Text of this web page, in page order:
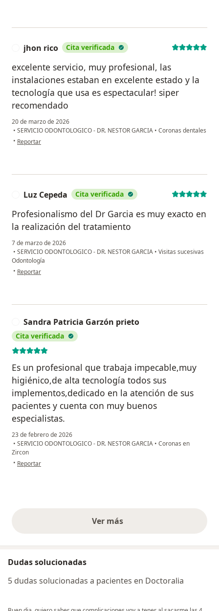
jhon rico Cita verificada
excelente servicio, muy profesional, las
instalaciones estaban en excelente estado y la
tecnología que usa es espectacular! siper
recomendado
20 de marzo de 2026
• SERVICIO ODONTOLOGICO - DR. NESTOR GARCIA • Coronas dentales
• en opinión del usuario jhon rico
Reportar
Luz Cepeda Cita verificada
Profesionalismo del Dr Garcia es muy exacto en
la realización del tratamiento
7 de marzo de 2026
• SERVICIO ODONTOLOGICO - DR. NESTOR GARCIA • Visitas sucesivas
Odontología
• en opinión del usuario Luz Cepeda
Reportar
Sandra Patricia Garzón prieto
Cita verificada
Es un profesional que trabaja impecable,muy
higiénico,de alta tecnología todos sus
implementos,dedicado en la atención de sus
pacientes y cuenta con muy buenos
especialistas.
23 de febrero de 2026
• SERVICIO ODONTOLOGICO - DR. NESTOR GARCIA • Coronas en
Zircon
• en opinión del usuario Sandra Patricia Garzón prieto
Reportar
Ver másopiniones anteriores
Dudas solucionadas
5 dudas solucionadas a pacientes en Doctoralia